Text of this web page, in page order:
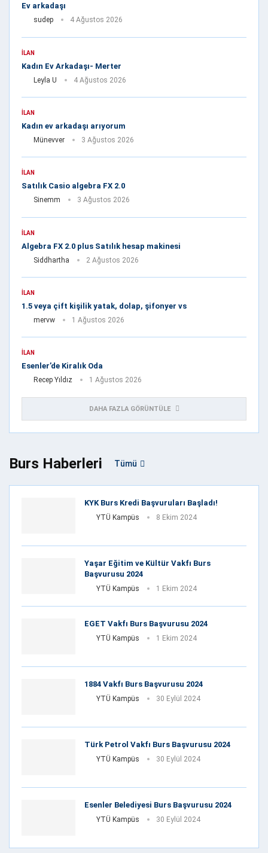
Ev arkadaşı
sudep 4 Ağustos 2026
İLAN
Kadın Ev Arkadaşı- Merter
Leyla U 4 Ağustos 2026
İLAN
Kadın ev arkadaşı arıyorum
Münevver 3 Ağustos 2026
İLAN
Satılık Casio algebra FX 2.0
Sinemm 3 Ağustos 2026
İLAN
Algebra FX 2.0 plus Satılık hesap makinesi
Siddhartha 2 Ağustos 2026
İLAN
1.5 veya çift kişilik yatak, dolap, şifonyer vs
mervw 1 Ağustos 2026
İLAN
Esenler’de Kiralık Oda
Recep Yıldız 1 Ağustos 2026
DAHA FAZLA GÖRÜNTÜLE
Burs Haberleri Tümü
KYK Burs Kredi Başvuruları Başladı!
YTÜ Kampüs 8 Ekim 2024
Yaşar Eğitim ve Kültür Vakfı Burs
Başvurusu 2024
YTÜ Kampüs 1 Ekim 2024
EGET Vakfı Burs Başvurusu 2024
YTÜ Kampüs 1 Ekim 2024
1884 Vakfı Burs Başvurusu 2024
YTÜ Kampüs 30 Eylül 2024
Türk Petrol Vakfı Burs Başvurusu 2024
YTÜ Kampüs 30 Eylül 2024
Esenler Belediyesi Burs Başvurusu 2024
YTÜ Kampüs 30 Eylül 2024